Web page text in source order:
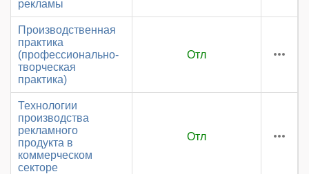
рекламы
Производственная
практика
(профессионально-
творческая
практика)
Отл
Технологии
производства
рекламного
продукта в
коммерческом
секторе
Отл